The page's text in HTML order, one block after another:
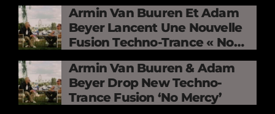
Armin Van Buuren Et Adam
Beyer Lancent Une Nouvelle
Fusion Techno-Trance « No
Armin Van Buuren & Adam
Beyer Drop New Techno-
Trance Fusion ‘No Mercy’